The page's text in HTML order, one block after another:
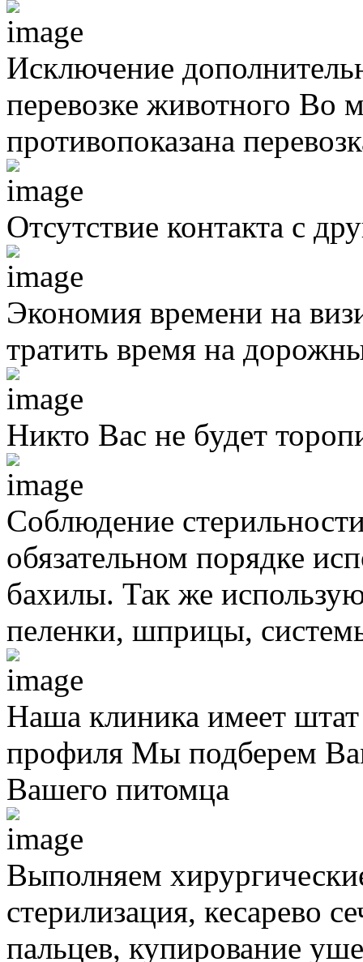
Исключение
перевозке животного Во
противопоказана
Отсутствие контакта с
Экономия времени на
тратить время на
Никто Вас не будет
Соблюдение
обязательном порядке
бахилы. Так же
пеленки, шприцы,
Наша клиника имеет
профиля Мы подберем
Вашего питомца
Выполняем
стерилизация, кесарево
пальцев, купирование